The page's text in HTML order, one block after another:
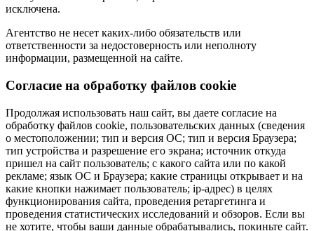
исключена.
Агентство не несет каких-либо обязательств или
ответственности за недостоверность или неполноту
информации, размещенной на сайте.
Cогласие на обработку файлов cookie
Продолжая использовать наш сайт, вы даете согласие на
обработку файлов cookie, пользовательских данных (сведения
о местоположении; тип и версия ОС; тип и версия Браузера;
тип устройства и разрешение его экрана; источник откуда
пришел на сайт пользователь; с какого сайта или по какой
рекламе; язык ОС и Браузера; какие страницы открывает и на
какие кнопки нажимает пользователь; ip-адрес) в целях
функционирования сайта, проведения ретаргетинга и
проведения статистических исследований и обзоров. Если вы
не хотите, чтобы ваши данные обрабатывались, покиньте сайт.